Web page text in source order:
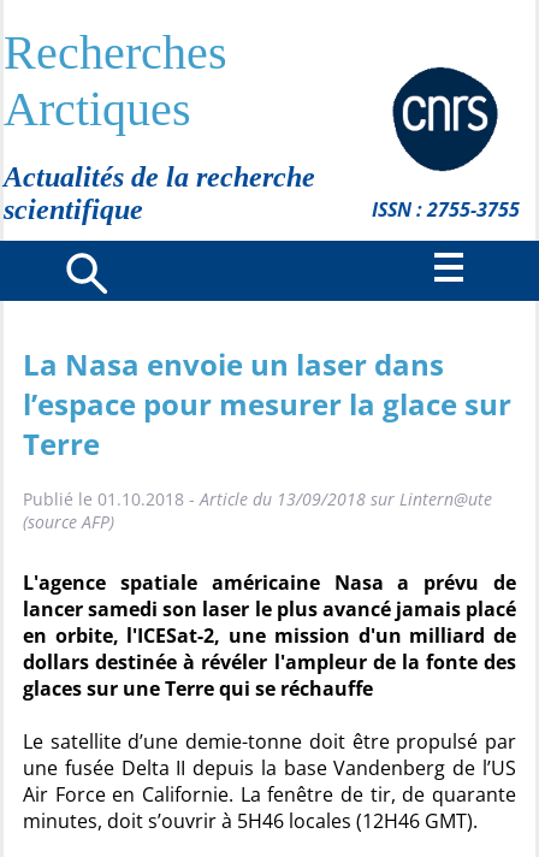
Recherches
Arctiques
Actualités de la recherche
scientifique
ISSN : 2755-3755
La Nasa envoie un laser dans
l’espace pour mesurer la glace sur
Terre
Publié le 01.10.2018 -Article du 13/09/2018 sur Lintern@ute
(source AFP)
L'agence spatiale américaine Nasa a prévu de
lancer samedi son laser le plus avancé jamais placé
en orbite, l'ICESat-2, une mission d'un milliard de
dollars destinée à révéler l'ampleur de la fonte des
glaces sur une Terre qui se réchauffe
Le satellite d’une demie-tonne doit être propulsé par
une fusée Delta II depuis la base Vandenberg de l’US
Air Force en Californie. La fenêtre de tir, de quarante
minutes, doit s’ouvrir à 5H46 locales (12H46 GMT).